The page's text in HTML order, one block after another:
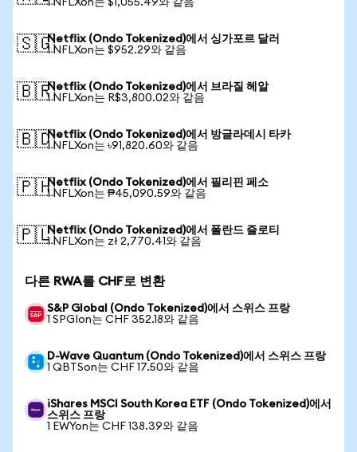
1 NFLXon는 $1,055.49와 같음
🇸🇬Netflix (Ondo Tokenized)에서 싱가포르 달러
1 NFLXon는 $952.29와 같음
🇧🇷Netflix (Ondo Tokenized)에서 브라질 헤알
1 NFLXon는 R$3,800.02와 같음
🇧🇩Netflix (Ondo Tokenized)에서 방글라데시 타카
1 NFLXon는 ৳91,820.60와 같음
🇵🇭Netflix (Ondo Tokenized)에서 필리핀 페소
1 NFLXon는 ₱45,090.59와 같음
🇵🇱Netflix (Ondo Tokenized)에서 폴란드 즐로티
1 NFLXon는 zł 2,770.41와 같음
다른 RWA를 CHF로 변환
S&P Global (Ondo Tokenized)에서 스위스 프랑
1 SPGIon는 CHF 352.18와 같음
D-Wave Quantum (Ondo Tokenized)에서 스위스 프랑
1 QBTSon는 CHF 17.50와 같음
iShares MSCI South Korea ETF (Ondo Tokenized)에서
스위스 프랑
1 EWYon는 CHF 138.39와 같음